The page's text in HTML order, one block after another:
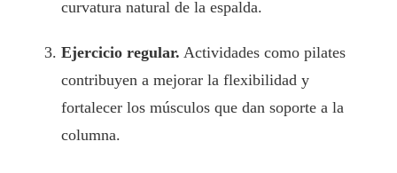
curvatura natural de la espalda.
Ejercicio regular. Actividades como pilates
contribuyen a mejorar la flexibilidad y
fortalecer los músculos que dan soporte a la
columna.